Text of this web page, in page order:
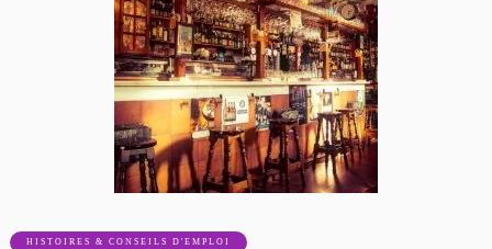
HISTOIRES & CONSEILS D'EMPLOI